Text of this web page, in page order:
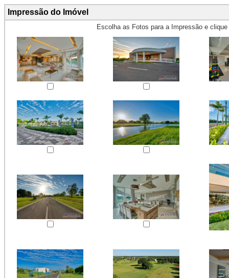
Impressão do Imóvel
Escolha as Fotos para a Impressão e clique